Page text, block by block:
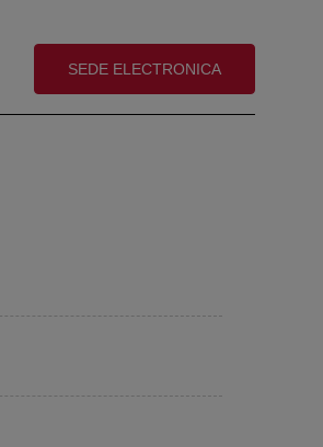
(abre en nueva ventana)
SEDE ELECTRONICA